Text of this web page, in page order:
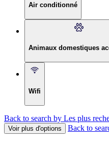
Air conditionné
Animaux domestiques
Wifi
Back to search by Les plus
Voir plus d'options Back to